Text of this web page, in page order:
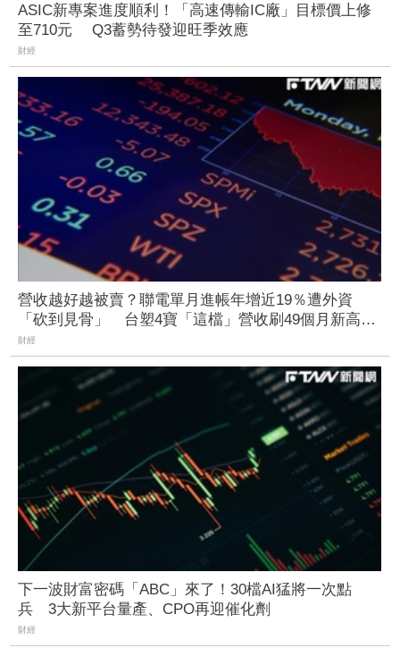
ASIC新專案進度順利！「高速傳輸IC廠」目標價上修
至710元 Q3蓄勢待發迎旺季效應
財經
營收越好越被賣？聯電單月進帳年增近19％遭外資
「砍到見骨」 台塑4寶「這檔」營收刷49個月新高也
挨刀
財經
下一波財富密碼「ABC」來了！30檔AI猛將一次點
兵 3大新平台量產、CPO再迎催化劑
財經